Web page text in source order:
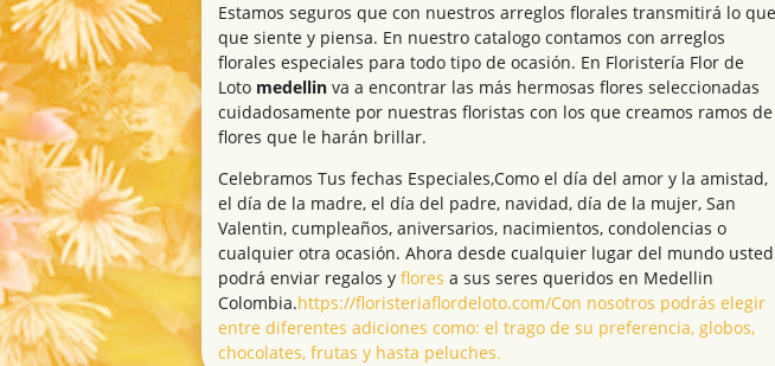
Estamos seguros que con nuestros arreglos florales transmitirá lo que
que siente y piensa. En nuestro catalogo contamos con arreglos
florales especiales para todo tipo de ocasión. En Floristería Flor de
Loto medellin va a encontrar las más hermosas flores seleccionadas
cuidadosamente por nuestras floristas con los que creamos ramos de
flores que le harán brillar.
Celebramos Tus fechas Especiales,Como el día del amor y la amistad,
el día de la madre, el día del padre, navidad, día de la mujer, San
Valentin, cumpleaños, aniversarios, nacimientos, condolencias o
cualquier otra ocasión. Ahora desde cualquier lugar del mundo usted
podrá enviar regalos y flores a sus seres queridos en Medellin
Colombia.https://floristeriaflordeloto.com/Con nosotros podrás elegir
entre diferentes adiciones como: el trago de su preferencia, globos,
chocolates, frutas y hasta peluches.